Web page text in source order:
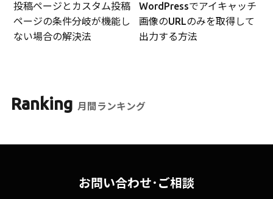
投稿ページとカスタム投稿
ページの条件分岐が機能し
ない場合の解決法
WordPressでアイキャッチ
画像のURLのみを取得して
出力する方法
Ranking 月間ランキング
お問い合わせ･ご相談